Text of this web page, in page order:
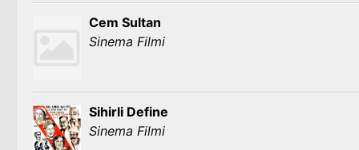
Cem Sultan
Sinema Filmi
Sihirli Define
Sinema Filmi